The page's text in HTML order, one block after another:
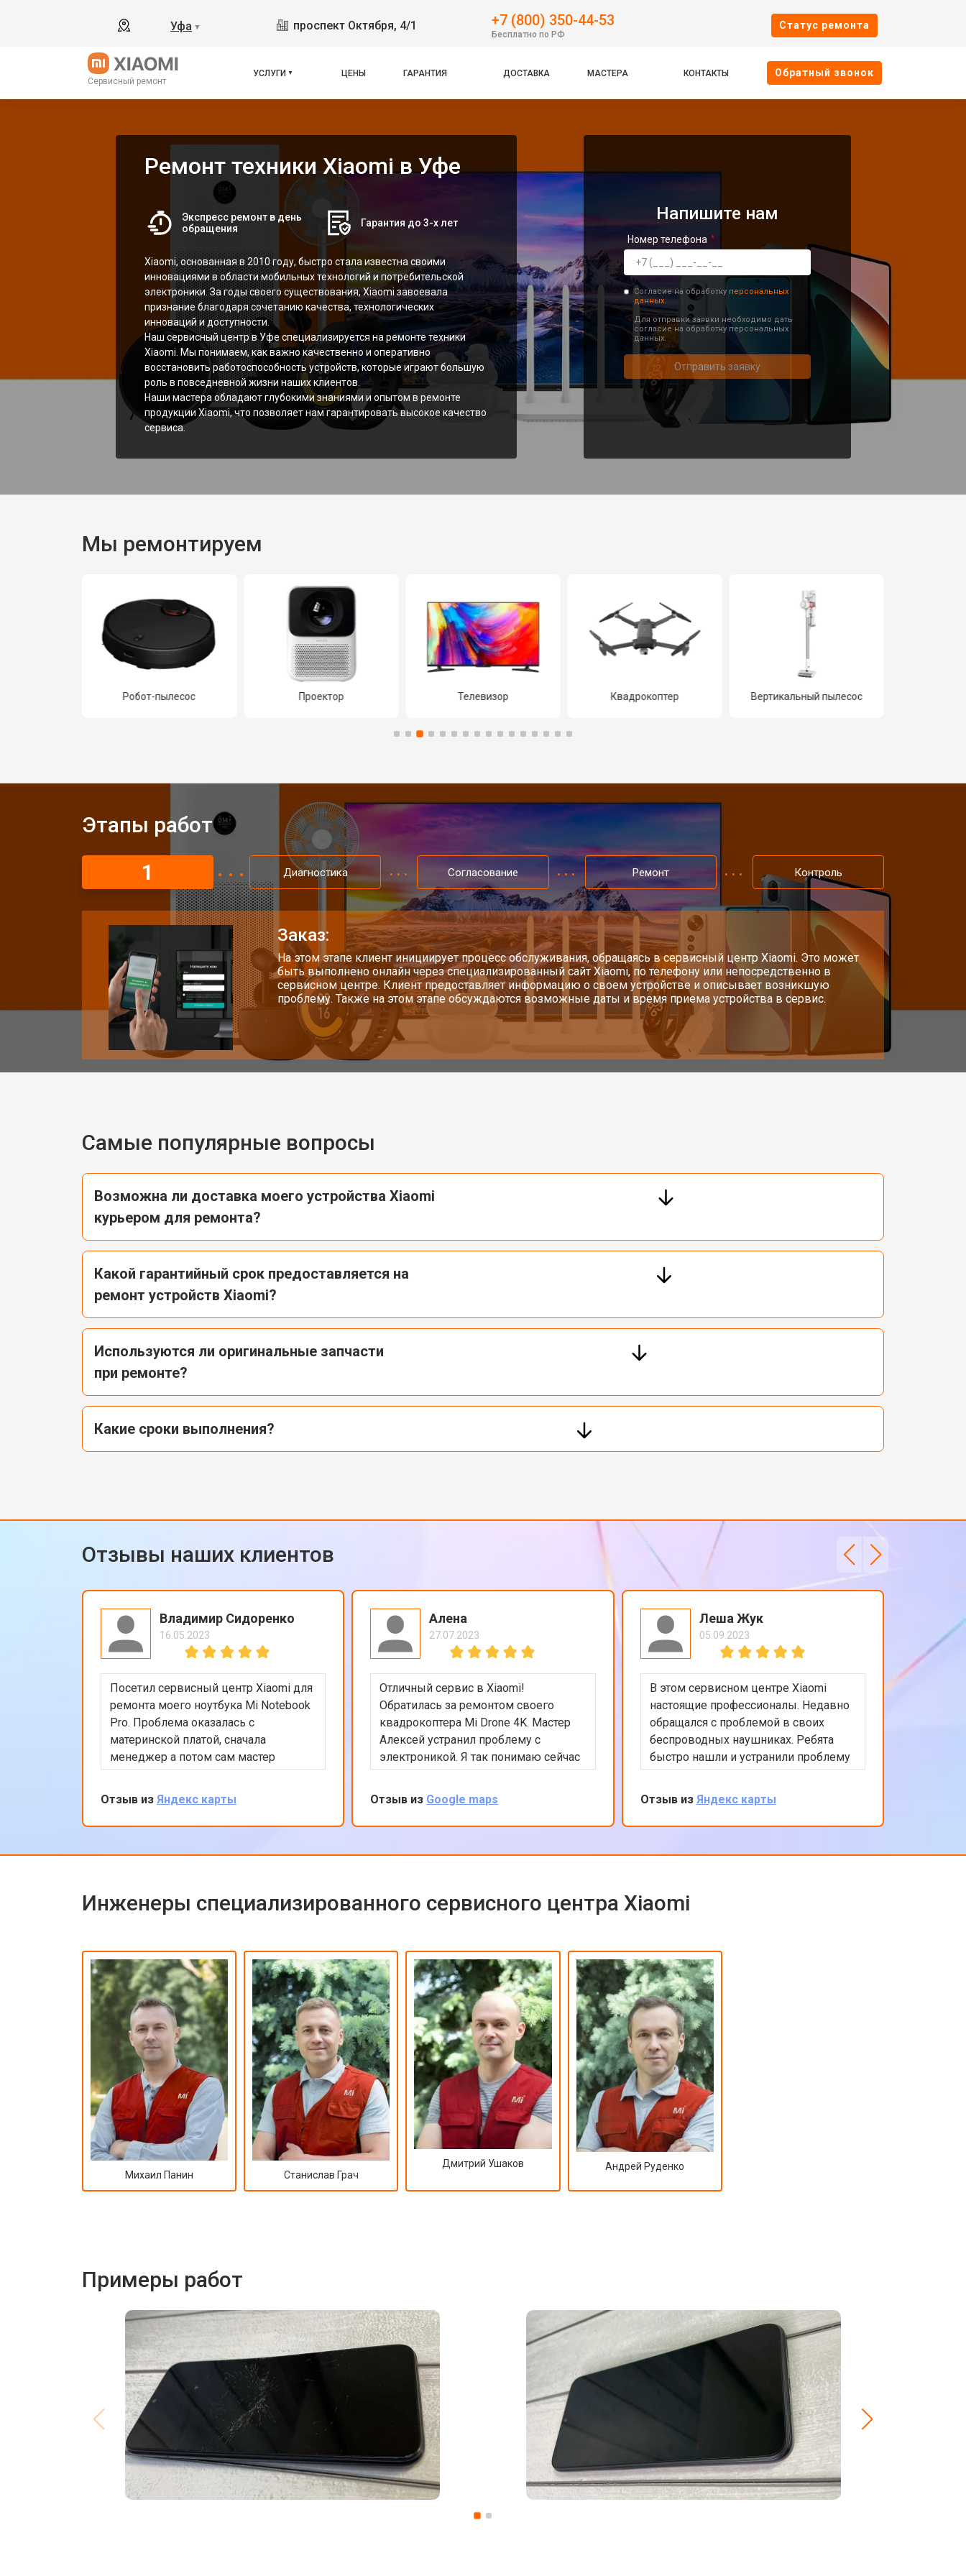
Уфа ▼ проспект Октября, 4/1 +7 (800) 350-44-53
Бесплатно по РФ
Cтатус ремонта
Сервисный ремонт
УСЛУГИ ЦЕНЫ ГАРАНТИЯ ДОСТАВКА МАСТЕРА КОНТАКТЫ Oбратный звонок
Ремонт техники Xiaomi в Уфе
Экспресс ремонт в день
обращения
Гарантия до 3-х лет
Xiaomi, основанная в 2010 году, быстро стала известна своими
инновациями в области мобильных технологий и потребительской
электроники. За годы своего существования, Xiaomi завоевала
признание благодаря сочетанию качества, технологических
инноваций и доступности.
Наш сервисный центр в Уфе специализируется на ремонте техники
Xiaomi. Мы понимаем, как важно качественно и оперативно
восстановить работоспособность устройств, которые играют большую
роль в повседневной жизни наших клиентов.
Наши мастера обладают глубокими знаниями и опытом в ремонте
продукции Xiaomi, что позволяет нам гарантировать высокое качество
сервиса.
Напишите нам
Номер телефона
Согласие на обработку персональных
данных.
Для отправки заявки необходимо дать
согласие на обработку персональных
данных.
Отправить заявку
Мы ремонтируем
Робот-пылесос Проектор Телевизор Квадрокоптер Вертикальный пылесос
Этапы работ
1
Диагностика Согласование Ремонт Контроль
Заказ:
На этом этапе клиент инициирует процесс обслуживания, обращаясь в сервисный центр Xiaomi. Это может
быть выполнено онлайн через специализированный сайт Xiaomi, по телефону или непосредственно в
сервисном центре. Клиент предоставляет информацию о своем устройстве и описывает возникшую
проблему. Также на этом этапе обсуждаются возможные даты и время приема устройства в сервис.
Самые популярные вопросы
Возможна ли доставка моего устройства Xiaomi
курьером для ремонта?
Какой гарантийный срок предоставляется на
ремонт устройств Xiaomi?
Используются ли оригинальные запчасти
при ремонте?
Какие сроки выполнения?
Отзывы наших клиентов
Владимир Сидоренко
16.05.2023
Посетил сервисный центр Xiaomi для
ремонта моего ноутбука Mi Notebook
Pro. Проблема оказалась с
материнской платой, сначала
менеджер а потом сам мастер
ремонта. Утром оставил заявку, в
обед курьер приехал и к вечеру
ноутбук был готов-очень быстро.
Отзыв из Яндекс карты
Алена
27.07.2023
Отличный сервис в Xiaomi!
Обратилась за ремонтом своего
квадрокоптера Mi Drone 4K. Мастер
Алексей устранил проблему с
электроникой. Я так понимаю сейчас
прилетают на ремонт и цены на них
взлетели ай-ай. Вообще в сервисе
все было сделано быстро и
технику!
Отзыв из Google maps
Леша Жук
05.09.2023
В этом сервисном центре Xiaomi
настоящие профессионалы. Недавно
обращался с проблемой в своих
беспроводных наушниках. Ребята
быстро нашли и устранили проблему
обслуживание на высоком уровне.
Отзыв из Яндекс карты
Инженеры специализированного сервисного центра Xiaomi
Михаил Панин Станислав Грач
Дмитрий Ушаков Андрей Руденко
Примеры работ